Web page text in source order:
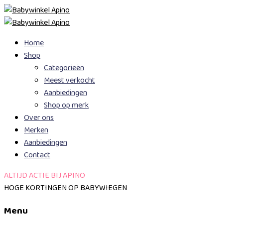
Skip Home
Shop
Categorieën
Meest verkocht
Aanbiedingen
Shop op merk
Over ons
Merken
Aanbiedingen
Contact
ALTIJD ACTIE BIJ APINO
HOGE KORTINGEN OP BABYWIEGEN
Menu